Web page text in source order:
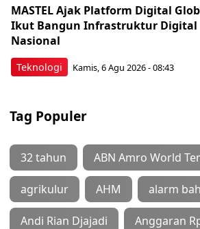
Teknologi
MASTEL Ajak Platform Digital
Ikut Bangun Infrastruktur Digital
Nasional
Kamis, 6 Agu 2026 - 08:43
Tag Populer
32 tahun ABN Amro World
agrikulur AHM alarm
Andi Rian Djajadi Anggaran